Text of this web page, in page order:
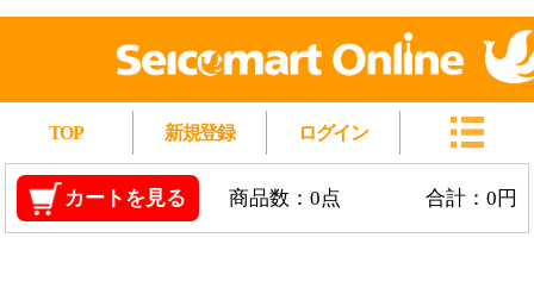
カートを見る 商品数：0点 合計：0円
レビュー